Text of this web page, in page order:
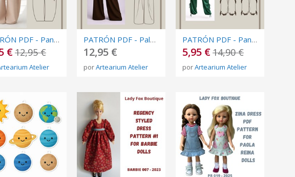
PATRÓN PDF - Pantalon Balloon - Multitalla - Nivel Intermedio
€12,95 €
Atelier
PATRÓN PDF - Palazzo Choc -Multitalla - Nivel Intermedio
12,95 €
porArtearium Atelier
PATRÓN PDF - Pantalón de vestir "Amatista" - Multitalla - Nivel intermedio
5,95 €14,90 €
porArtearium Atelier